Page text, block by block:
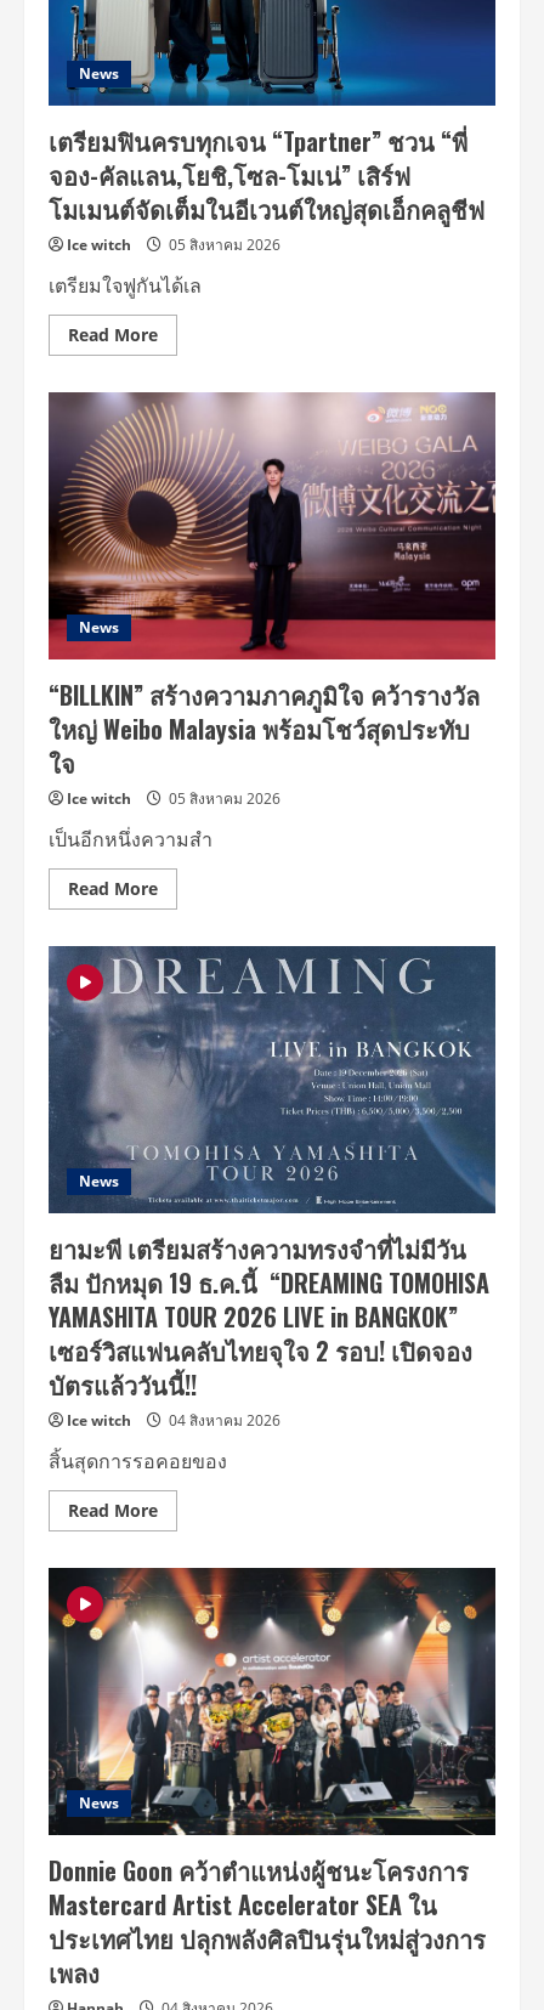
ปล่อย
พี
อัลบั้ม
ใหม่
‘WATCH
18
กันยายน
นี้
แฟน
ชาว
ไทย
ไป
เจอ
กัน
ที่
BE:FIRST
WORLD
SHOWCASE
“WATCH
ME”
in
Bangkok
25
กันยายน
นี้
สาม
ย่าน
มิตร
ทาวน์
ฮอลล์
News
เตรียมฟินครบทุกเจน “Tpartner” ชวน “พี่
จอง-คัลแลน,โยชิ,โซล-โมเน่” เสิร์ฟ
โมเมนต์จัดเต็มในอีเวนต์ใหญ่สุดเอ็กคลูชีฟ
Ice witch 05 สิงหาคม 2026
เตรียมใจฟูกันได้เล
Read MoreRead
more
รี
ยม
ฟิ
นคร
บทุก
เจน
“Tpartner”
ชวน
“พี่
จอง-
คัล
แลน,โยชิ,โซล-
โม
เน่”
โมเมนต์
เต็ม
ใน
อีเวนต์
ใหญ่
ชีฟ
News
“BILLKIN” สร้างความภาคภูมิใจ คว้ารางวัล
ใหญ่ Weibo Malaysia พร้อมโชว์สุดประทับ
ใจ
Ice witch 05 สิงหาคม 2026
เป็นอีกหนึ่งความสำ
Read MoreRead
more
สร้าง
ความ
ภาค
ภูมิใจ
คว้า
รางวัล
ใหญ่
Weibo
Malaysia
สุด
ประทับ
ใจ
News
ยามะพี เตรียมสร้างความทรงจำที่ไม่มีวัน
ลืม ปักหมุด 19 ธ.ค.นี้ “DREAMING TOMOHISA
YAMASHITA TOUR 2026 LIVE in BANGKOK”
เซอร์วิสแฟนคลับไทยจุใจ 2 รอบ! เปิดจอง
บัตรแล้ววันนี้!!
Ice witch 04 สิงหาคม 2026
สิ้นสุดการรอคอยของ
Read MoreRead
more
มะพี
เตรียม
สร้าง
ความ
ทรง
ที่
ไม่มี
วัน
ลืม
ปัก
หมุด
19
ธ.ค.นี้ “DREAMING
TOMOHISA
YAMASHITA
2026
LIVE
in
BANGKOK”
เซอร์วิส
แฟน
จุใจ
News
Donnie Goon คว้าตำแหน่งผู้ชนะโครงการ
Mastercard Artist Accelerator SEA ใน
ประเทศไทย ปลุกพลังศิลปินรุ่นใหม่สู่วงการ
เพลง